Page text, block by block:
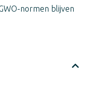
normen blijven